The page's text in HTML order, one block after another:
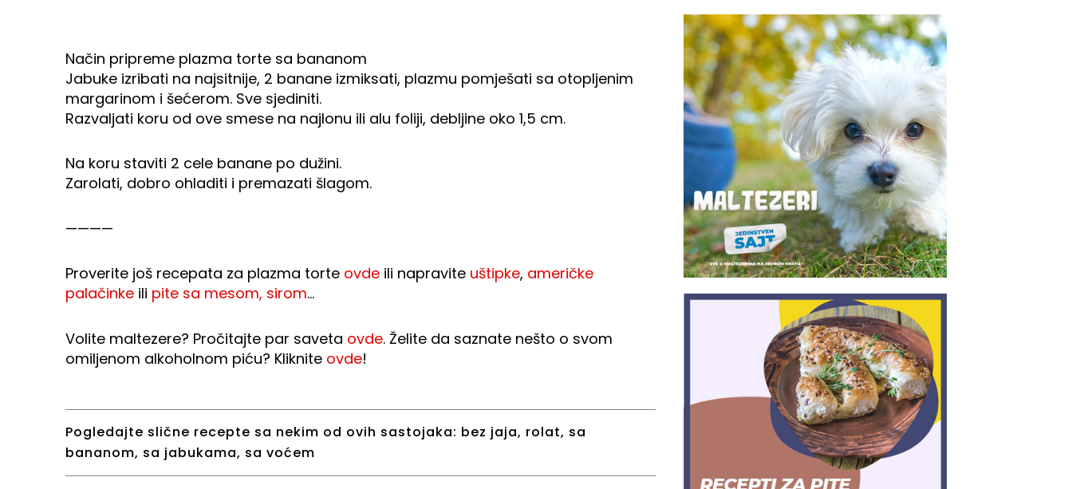
Način pripreme plazma torte sa bananom
Jabuke izribati na najsitnije, 2 banane izmiksati, plazmu pomješati sa otopljenim
margarinom i šećerom. Sve sjediniti.
Razvaljati koru od ove smese na najlonu ili alu foliji, debljine oko 1,5 cm.
Na koru staviti 2 cele banane po dužini.
Zarolati, dobro ohladiti i premazati šlagom.
————
Proverite još recepata za plazma torte ovde ili napravite uštipke, američke
palačinke ili pite sa mesom, sirom…
Volite maltezere? Pročitajte par saveta ovde. Želite da saznate nešto o svom
omiljenom alkoholnom piću? Kliknite ovde!
Pogledajte slične recepte sa nekim od ovih sastojaka: bez jaja, rolat, sa
bananom, sa jabukama, sa voćem